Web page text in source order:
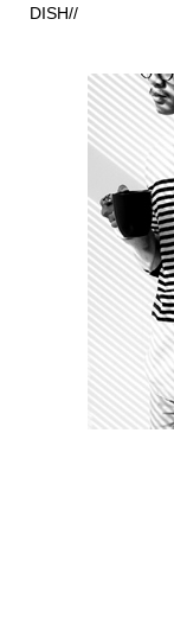
DISH//